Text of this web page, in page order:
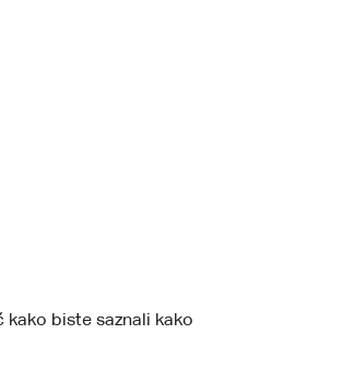
biste saznali kako